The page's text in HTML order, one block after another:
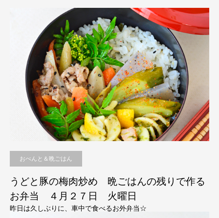
おべんと＆晩ごはん
うどと豚の梅肉炒め 晩ごはんの残りで作る
お弁当 ４月２７日 火曜日
昨日は久しぶりに、車中で食べるお外弁当☆